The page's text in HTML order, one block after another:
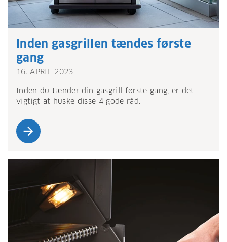
Inden gasgrillen tændes første
gang
16. APRIL 2023
Inden du tænder din gasgrill første gang, er det
vigtigt at huske disse 4 gode råd.
arrow_forward